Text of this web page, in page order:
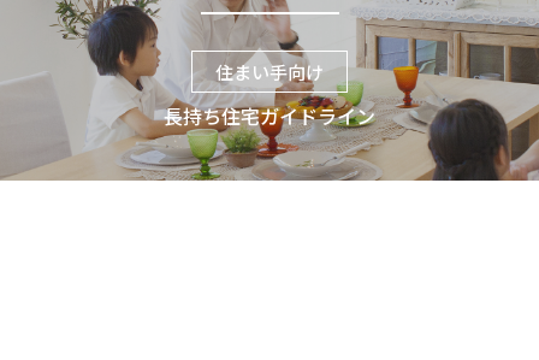
住まい手向け
長持ち住宅ガイドライン